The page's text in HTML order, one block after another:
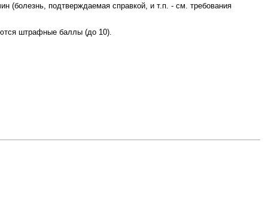
(болезнь, подтверждаемая справкой, и т.п. - см. требования
штрафные баллы (до 10).